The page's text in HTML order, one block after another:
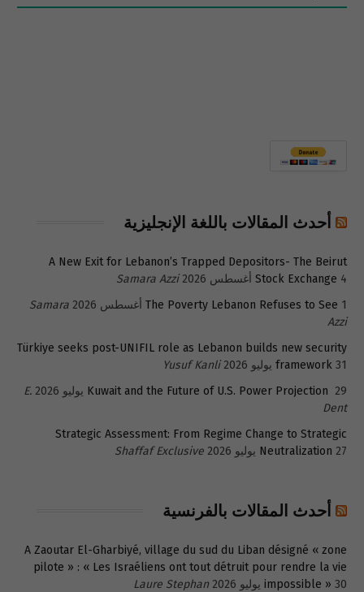
أحدث المقالات باللغة الإنجليزية
A New Exit for Lebanon’s Trapped Depositors- The Beirut
Stock Exchange 4 أغسطس 2026
Samara Azzi
The Poverty Lebanon Refuses to See 1 أغسطس 2026
Samara
Azzi
Türkiye seeks post-UNIFIL role as Lebanon builds new security
framework 31 يوليو 2026
Yusuf Kanli
Kuwait and the Future of U.S. Power Projection 29 يوليو 2026
E.
Dent
Strategic Assessment: From Regime Change to Strategic
Neutralization 27 يوليو 2026 Shaffaf Exclusive
أحدث المقالات بالفرنسية
A Zaoutar El-Gharbiyé, village du sud du Liban désigné « zone
pilote » : « Les Israéliens ont tout détruit pour rendre la vie
impossible » 30 يوليو 2026
Laure Stephan